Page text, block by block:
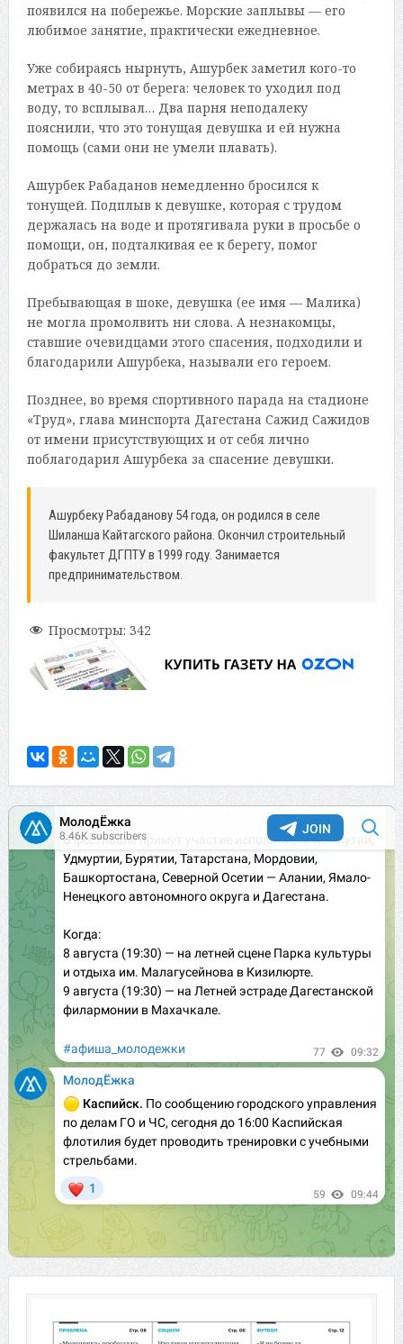
появился на побережье. Морские заплывы — его
любимое занятие, практически ежедневное.
Уже собираясь нырнуть, Ашурбек заметил кого-то
метрах в 40-50 от берега: человек то уходил под
воду, то всплывал… Два парня неподалеку
пояснили, что это тонущая девушка и ей нужна
помощь (сами они не умели плавать).
Ашурбек Рабаданов немедленно бросился к
тонущей. Подплыв к девушке, которая с трудом
держалась на воде и протягивала руки в просьбе о
помощи, он, подталкивая ее к берегу, помог
добраться до земли.
Пребывающая в шоке, девушка (ее имя — Малика)
не могла промолвить ни слова. А незнакомцы,
ставшие очевидцами этого спасения, подходили и
благодарили Ашурбека, называли его героем.
Позднее, во время спортивного парада на стадионе
«Труд», глава минспорта Дагестана Сажид Сажидов
от имени присутствующих и от себя лично
поблагодарил Ашурбека за спасение девушки.
Ашурбеку Рабаданову 54 года, он родился в селе
Шиланша Кайтагского района. Окончил строительный
факультет ДГПТУ в 1999 году. Занимается
предпринимательством.
Просмотры: 342